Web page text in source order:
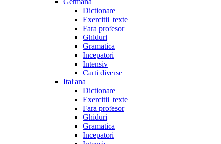
Germana
Dictionare
Exercitii, texte
Fara profesor
Ghiduri
Gramatica
Incepatori
Intensiv
Carti diverse
Italiana
Dictionare
Exercitii, texte
Fara profesor
Ghiduri
Gramatica
Incepatori